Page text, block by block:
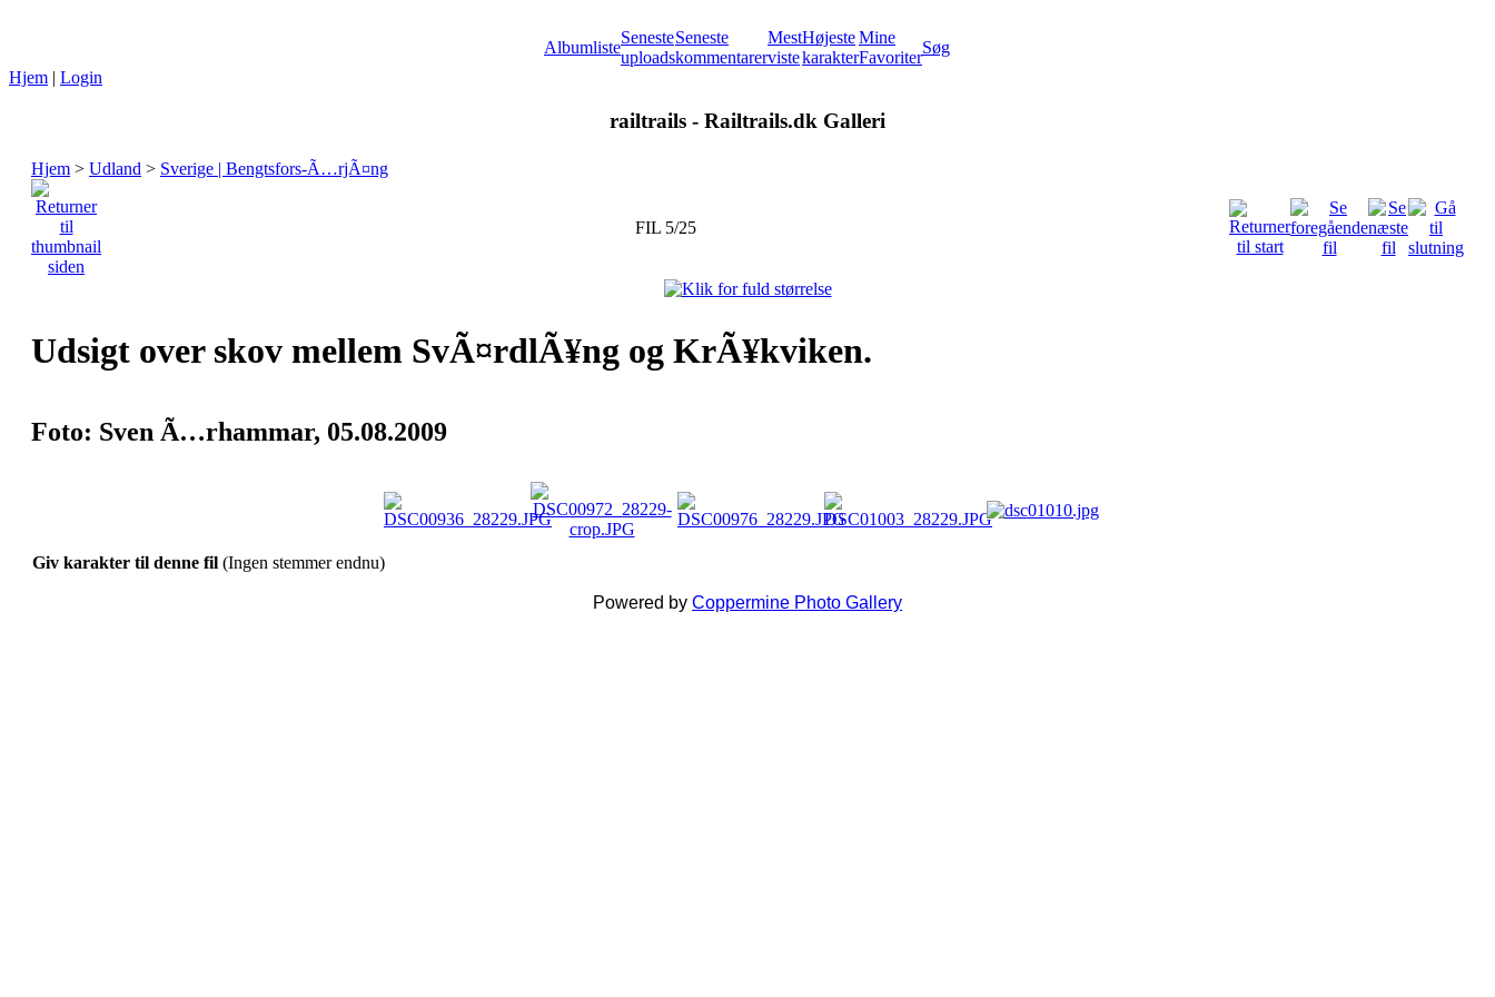
Albumliste
Seneste
uploads
Seneste
kommentarer
Mest
viste
Højeste
karakter
Mine
Favoriter
Søg
Hjem | Login
railtrails - Railtrails.dk Galleri
Hjem > Udland > Sverige | Bengtsfors-Ã…rjÃ¤ng
FIL 5/25
Udsigt over skov mellem SvÃ¤rdlÃ¥ng og KrÃ¥kviken.
Foto: Sven Ã…rhammar, 05.08.2009
Giv karakter til denne fil (Ingen stemmer endnu)
Powered by Coppermine Photo Gallery